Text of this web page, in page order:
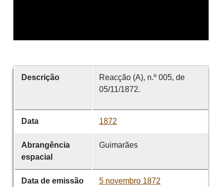
Descrição
Reacção (A), n.º 005, de
05/11/1872.
Data 1872
Abrangência
espacial
Guimarães
Data de emissão 5 novembro 1872